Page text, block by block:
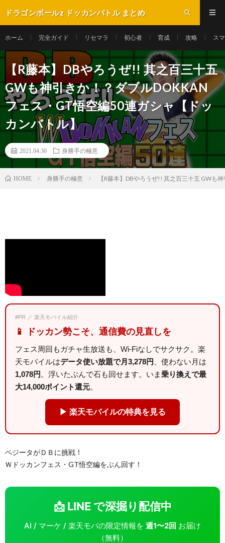
ドラゴンボールz ドッカンバトル まとめ
ホーム 完全ガイド リセマラ 初心者 育成 攻略 ス
【R藤本】DBやろうぜ!! 其之百三十五
GWも神引きか！？ダブルDOKKAN
フェス・GT悟空編50連ガシャ【ドッ
カンバトル】
2021.04.30 身勝手の極意
HOME 身勝手の極意 【R藤本】DBやろうぜ!! 其之百三十五 GWも
#PR ／ 楽天モバイル紹介
📱 ドッカン勢こそ、通信費の見直しを
フェス周回もガチャ生放送も、Wi-Fiなしでサクサク。楽
天モバイルはデータ使い放題で月3,278円
、使わない月は
1,078円 。浮いたぶんで石も回せます。いま乗り換えで最
大14,000ポイント還元。
▶ 楽天モバイルの特典を見る
ベジータがＤＢに挑戦！
Ｗドッカンフェス・GT悟空編をぶん回す！
📩 LINE で深掘り配信中
AI / マーケ / 楽天モバの限定情報を 週1〜2回 お届け
（無料）